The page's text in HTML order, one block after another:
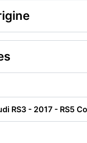
RS3 - 2017 - RS5